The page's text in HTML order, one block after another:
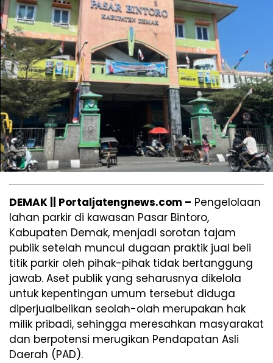
DEMAK || Portaljatengnews.com – Pengelolaan
lahan parkir di kawasan Pasar Bintoro,
Kabupaten Demak, menjadi sorotan tajam
publik setelah muncul dugaan praktik jual beli
titik parkir oleh pihak-pihak tidak bertanggung
jawab. Aset publik yang seharusnya dikelola
untuk kepentingan umum tersebut diduga
diperjualbelikan seolah-olah merupakan hak
milik pribadi, sehingga meresahkan masyarakat
dan berpotensi merugikan Pendapatan Asli
Daerah (PAD).